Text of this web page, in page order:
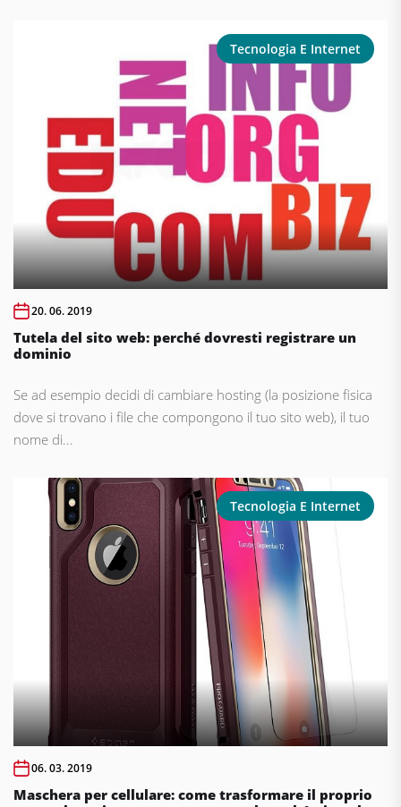
Tecnologia E Internet
20. 06. 2019
Tutela del sito web: perché dovresti registrare un
dominio
Se ad esempio decidi di cambiare hosting (la posizione fisica
dove si trovano i file che compongono il tuo sito web), il tuo
nome di...
Tecnologia E Internet
06. 03. 2019
Maschera per cellulare: come trasformare il proprio